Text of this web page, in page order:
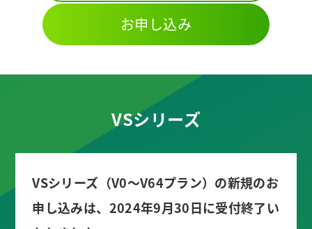
お申し込み
VSシリーズ
VSシリーズ（V0～V64プラン）の新規のお
申し込みは、2024年9月30日に受付終了い